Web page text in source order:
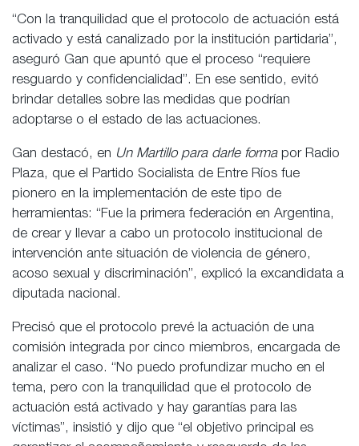
“Con la tranquilidad que el protocolo de actuación está
activado y está canalizado por la institución partidaria”,
aseguró Gan que apuntó que el proceso “requiere
resguardo y confidencialidad”. En ese sentido, evitó
brindar detalles sobre las medidas que podrían
adoptarse o el estado de las actuaciones.
Gan destacó, en Un Martillo para darle formapor Radio
Plaza, que el Partido Socialista de Entre Ríos fue
pionero en la implementación de este tipo de
herramientas: “Fue la primera federación en Argentina,
de crear y llevar a cabo un protocolo institucional de
intervención ante situación de violencia de género,
acoso sexual y discriminación”, explicó la excandidata a
diputada nacional.
Precisó que el protocolo prevé la actuación de una
comisión integrada por cinco miembros, encargada de
analizar el caso. “No puedo profundizar mucho en el
tema, pero con la tranquilidad que el protocolo de
actuación está activado y hay garantías para las
víctimas”, insistió y dijo que “el objetivo principal es